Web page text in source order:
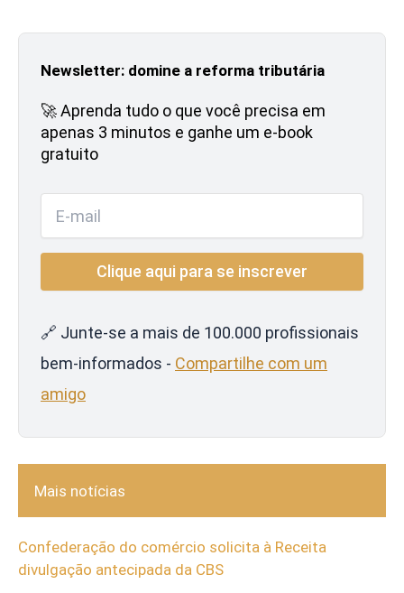
Newsletter: domine a reforma tributária
🚀 Aprenda tudo o que você precisa em
apenas 3 minutos e ganhe um e-book
gratuito
🔗 Junte-se a mais de 100.000 profissionais
bem-informados - Compartilhe com um
amigo
Mais notícias
Confederação do comércio solicita à Receita
divulgação antecipada da CBS